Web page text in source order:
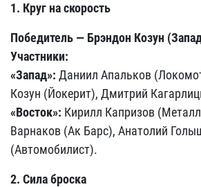
1. Круг на скорость
Победитель — Брэндон Козун
Участники:
«Запад»: Даниил Апальков
Козун (Йокерит), Дмитрий
«Восток»: Кирилл Капризов
Варнаков (Ак Барс), Анатолий
(Автомобилист).
2. Сила броска